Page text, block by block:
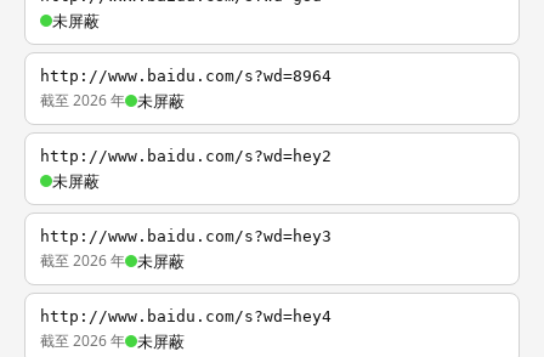
未屏蔽
http://www.baidu.com/s?wd=8964
截至 2026 年 未屏蔽
http://www.baidu.com/s?wd=hey2
未屏蔽
http://www.baidu.com/s?wd=hey3
截至 2026 年 未屏蔽
http://www.baidu.com/s?wd=hey4
截至 2026 年 未屏蔽